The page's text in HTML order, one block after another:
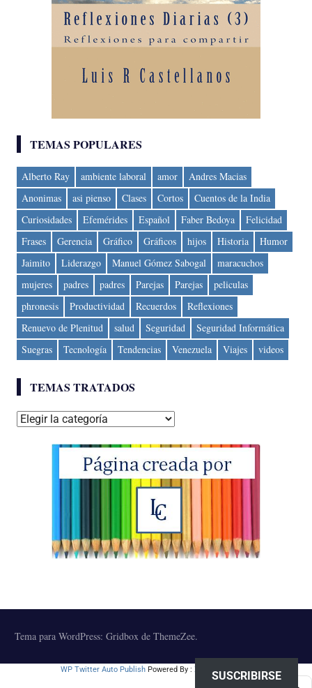
TEMAS POPULARES
Alberto Ray ambiente laboral amor
Andres Macias
Anonimas
asi pienso Clases Cortos
Cuentos de la India
Curiosidades
Efemérides Español Faber Bedoya
Felicidad
Frases
Gerencia Gráfico Gráficos hijos Historia
Humor
Jaimito
Liderazgo Manuel Gómez Sabogal
maracuchos
mujeres
padres padres Parejas Parejas
peliculas
phronesis
Productividad Recuerdos
Reflexiones
Renuevo de Plenitud
salud Seguridad
Seguridad Informática
Suegras
Tecnología Tendencias Venezuela Viajes videos
TEMAS TRATADOS
Temas
Tema para WordPress: Gridbox de ThemeZee.
WP Twitter Auto Publish Powered By : XYZScripts.com
SUSCRIBIRSE